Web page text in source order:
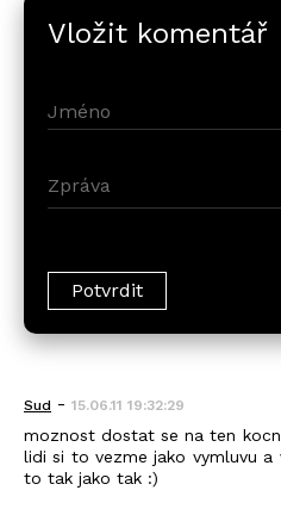
Vložit komentář
Sud - 15.06.11 19:32:29
moznost dostat se na ten
lidi si to vezme jako vymluvu a
to tak jako tak :)